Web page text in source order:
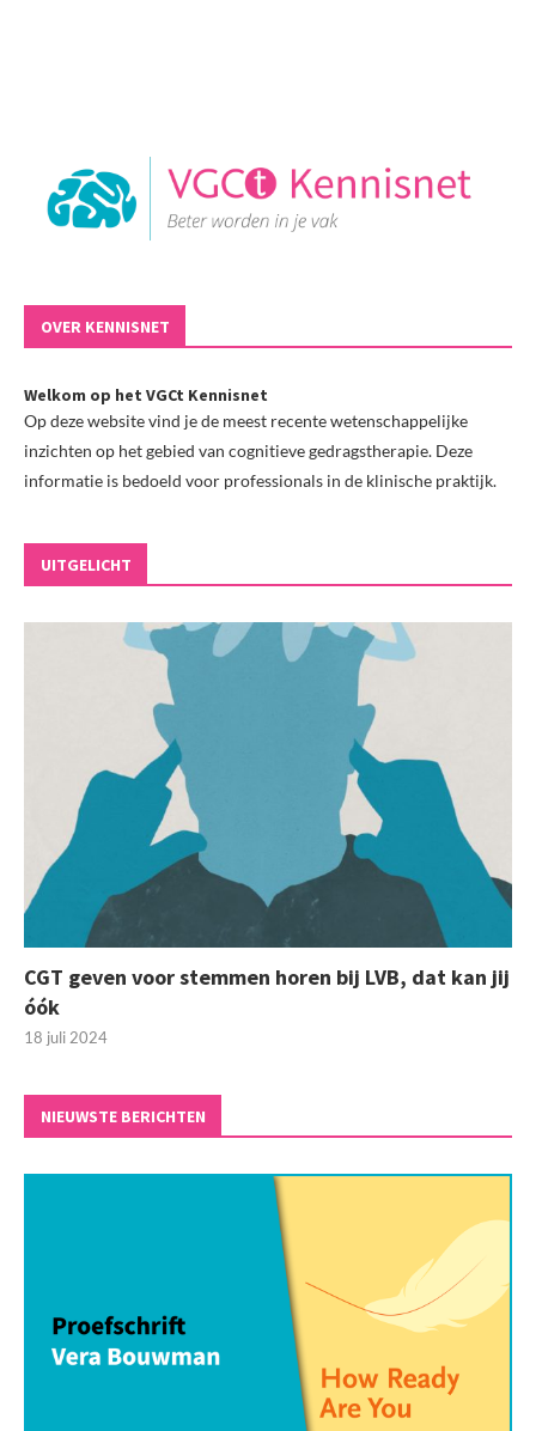
OVER KENNISNET
Welkom op het VGCt Kennisnet
Op deze website vind je de meest recente wetenschappelijke
inzichten op het gebied van cognitieve gedragstherapie. Deze
informatie is bedoeld voor professionals in de klinische praktijk.
UITGELICHT
CGT geven voor stemmen horen bij LVB, dat kan jij
óók
18 juli 2024
NIEUWSTE BERICHTEN